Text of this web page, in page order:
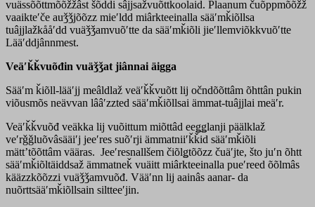
vuässõõttmõõžžâst šõddi sâjjsažvuõttkoolaid. Plaanum čuõppmõõžž
vaaikteʹče auǯǯjõõzz mieʹldd miârkteeinalla sääʹmǩiõllsa
tuâjjlažkååʹdd vuäǯǯamvuõʹtte da sääʹmǩiõli jieʹllemviõkkvuõʹtte
Lääʹddjânnmest.
Veäʹǩǩvuõđin vuäǯǯat jiânnai äigga
Sääʹm ǩiõll-lääʹjj meâldlaž veäʹǩǩvuõtt lij očndõõttâm õhttân pukin
viõusmõs neävvan lââʹzzted sääʹmǩiõllsai ämmat-tuâjjlai meäʹr.
Veäʹǩǩvuõđ veäkka lij vuõittum miõttâd eeǥǥlanji päälklaž
veʹrǧǧluõvâsääiʹj jeeʹres suõʹrji ämmatniiʹǩǩid sääʹmǩiõli
mättʼtõõttâm vääras. Jeeʹresnallšem čiõlǥtõõzz čuäʹjte, što juʹn õhtt
sääʹmǩiõltäiddsaž ämmatneǩ vuäitt miârkteeinalla pueʹreed õõlmâs
kääzzkõõzzi vuäǯǯamvuõđ. Vääʹnn lij aainâs aanar- da
nuõrttsääʹmǩiõllsain siltteeʹjin.